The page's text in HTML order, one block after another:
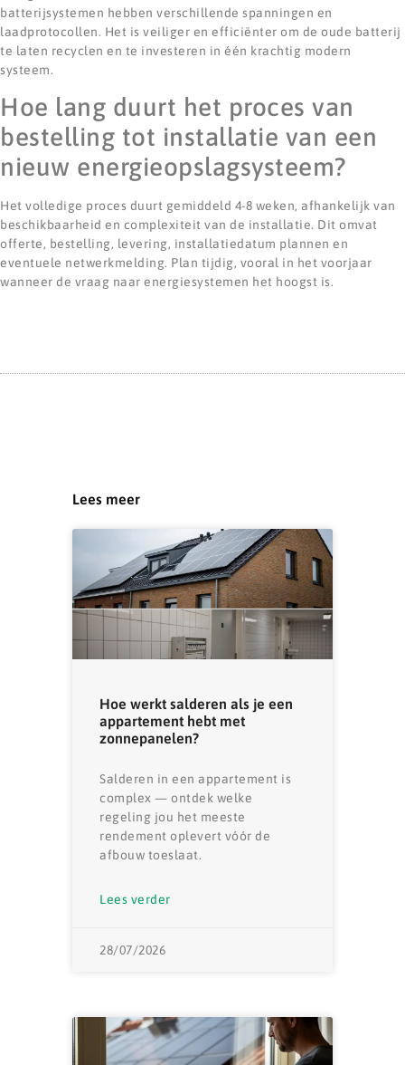
batterijsystemen hebben verschillende spanningen en
laadprotocollen. Het is veiliger en efficiënter om de oude batterij
te laten recyclen en te investeren in één krachtig modern
systeem.
Hoe lang duurt het proces van
bestelling tot installatie van een
nieuw energieopslagsysteem?
Het volledige proces duurt gemiddeld 4-8 weken, afhankelijk van
beschikbaarheid en complexiteit van de installatie. Dit omvat
offerte, bestelling, levering, installatiedatum plannen en
eventuele netwerkmelding. Plan tijdig, vooral in het voorjaar
wanneer de vraag naar energiesystemen het hoogst is.
Lees meer
Hoe werkt salderen als je een
appartement hebt met
zonnepanelen?
Salderen in een appartement is
complex — ontdek welke
regeling jou het meeste
rendement oplevert vóór de
afbouw toeslaat.
Lees verder
28/07/2026